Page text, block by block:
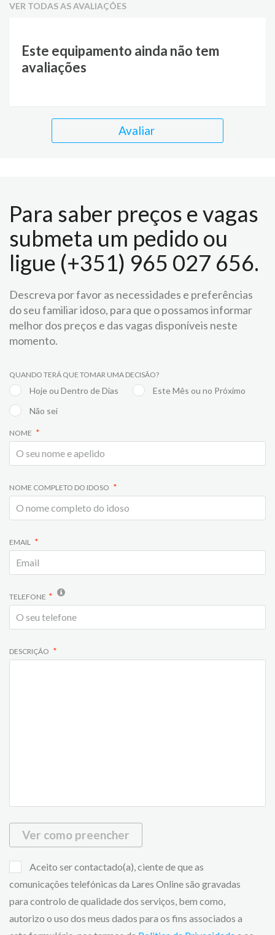
VER TODAS AS AVALIAÇÕES
Este equipamento ainda não tem
avaliações
Avaliar
Para saber preços e vagas
submeta um pedido ou
ligue (+351) 965 027 656.
Descreva por favor as necessidades e preferências
do seu familiar idoso, para que o possamos informar
melhor dos preços e das vagas disponíveis neste
momento.
QUANDO TERÁ QUE TOMAR UMA DECISÃO?
Hoje ou Dentro de Dias
Este Mês ou no Próximo
Não sei
NOME
NOME COMPLETO DO IDOSO
EMAIL
TELEFONE
DESCRIÇÃO
Ver como preencher
Aceito ser contactado(a), ciente de que as
comunicações telefónicas da Lares Online são gravadas
para controlo de qualidade dos serviços, bem como,
autorizo o uso dos meus dados para os fins associados a